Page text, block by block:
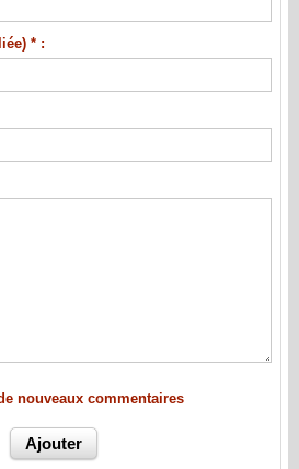
* :
nouveaux commentaires